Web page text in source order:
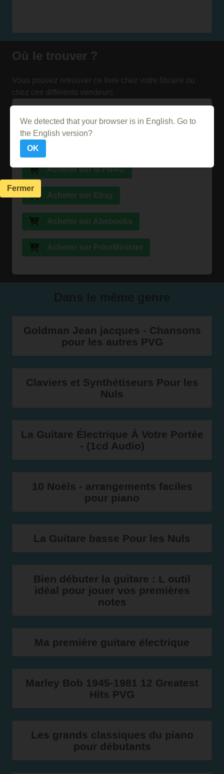
Où le trouver ?
Vous pouvez retrouver ce livre chez votre libraire ou
chez ces différents vendeurs
Acheter sur Momox
Acheter sur la FNAC
Acheter sur Ebay
Acheter sur Abebooks
Acheter sur PriceMinister
Goldman Jean jacques - Chansons
pour les autres PVG
Claviers et Synthétiseurs Pour les
Nuls
La Guitare Électrique À Votre Portée
- (1cd Audio)
10 Noëls - arrangements faciles
pour piano
La Guitare basse Pour les Nuls
Bien débuter la guitare : L outil
idéal pour jouer vos premières
notes
Ma première guitare électrique
Marley Bob 1945-1981 12 Greatest
Hits PVG
Les grands classiques du piano
pour débutants
We detected that your browser is in English. Go to
the English version?
OK
Fermer